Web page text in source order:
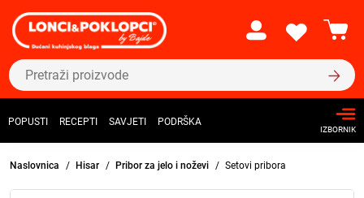
POPUSTI RECEPTI SAVJETI PODRŠKA
IZBORNIK
Naslovnica Hisar Pribor za jelo i noževi Setovi pribora